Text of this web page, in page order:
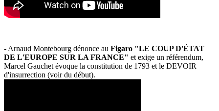
- Arnaud Montebourg dénonce au Figaro "LE COUP D'ÉTAT
DE L'EUROPE SUR LA FRANCE" et exige un référendum,
Marcel Gauchet évoque la constitution de 1793 et le DEVOIR
d'insurrection (voir du début).